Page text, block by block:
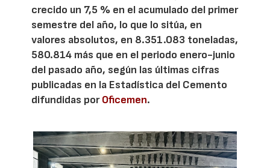
crecido un 7,5 % en el acumulado del primer
semestre del año, lo que lo sitúa, en
valores absolutos, en 8.351.083 toneladas,
580.814 más que en el periodo enero-junio
del pasado año, según las últimas cifras
publicadas en la Estadística del Cemento
difundidas porOficemen.